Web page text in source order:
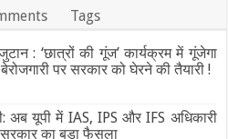
Tags
: ‘छात्रों की गूंज’ कार्यक्रम में गूंजेगा
पर सरकार को घेरने की तैयारी !
अब यूपी में IAS, IPS और IFS अधिकारी
सरकार का बड़ा फैसला